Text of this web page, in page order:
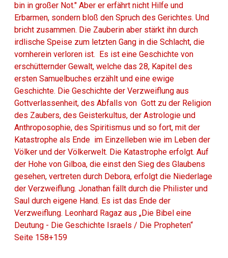
bin in großer Not." Aber er erfährt nicht Hilfe und
Erbarmen, sondern bloß den Spruch des Gerichtes. Und
bricht zusammen. Die Zauberin aber stärkt ihn durch
irdlische Speise zum letzten Gang in die Schlacht, die
vornherein verloren ist. Es ist eine Geschichte von
erschütternder Gewalt, welche das 28, Kapitel des
ersten Samuelbuches erzählt und eine ewige
Geschichte. Die Geschichte der Verzweiflung aus
Gottverlassenheit, des Abfalls von Gott zu der Religion
des Zaubers, des Geisterkultus, der Astrologie und
Anthroposophie, des Spiritismus und so fort, mit der
Katastrophe als Ende im Einzelleben wie im Leben der
Völker und der Völkerwelt. Die Katastrophe erfolgt. Auf
der Hohe von Gilboa, die einst den Sieg des Glaubens
gesehen, vertreten durch Debora, erfolgt die Niederlage
der Verzweiflung. Jonathan fällt durch die Philister und
Saul durch eigene Hand. Es ist das Ende der
Verzweiflung. Leonhard Ragaz aus „Die Bibel eine
Deutung - Die Geschichte Israels / Die Propheten“
Seite 158+159